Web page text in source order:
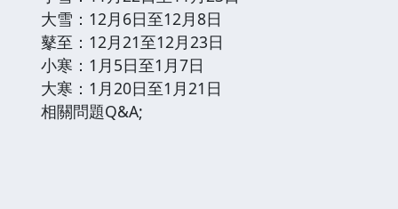
大雪：12月6日至12月8日
鼕至：12月21至12月23日
小寒：1月5日至1月7日
大寒：1月20日至1月21日
相關問題Q&A;